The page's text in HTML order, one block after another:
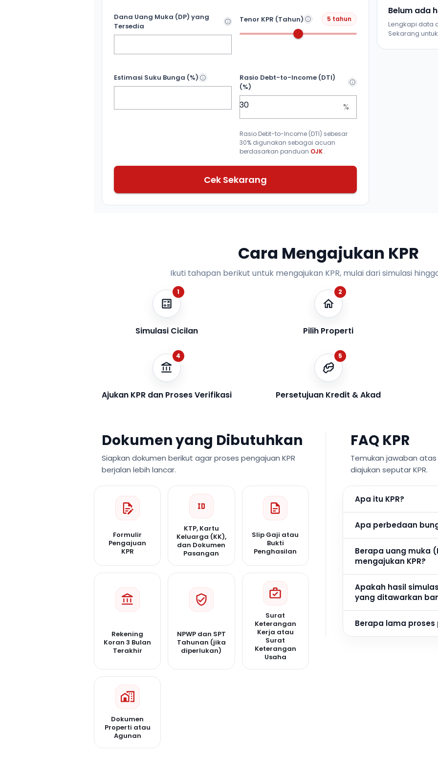
Dana Uang Muka (DP) yang
Tersedia
Tenor KPR (Tahun) 5 tahun
Estimasi Suku Bunga (%)
Rasio Debt-to-Income (DTI)
(%)
%
Rasio Debt-to-Income (DTI) sebesar
30% digunakan sebagai acuan
berdasarkan panduan OJK .
Cek Sekarang
Belum ada
Lengkapi data
Sekarang
Cara Mengajukan KPR
Ikuti tahapan berikut untuk mengajukan KPR, mulai dari simulasi
1
Simulasi Cicilan
2
Pilih Properti
4
Ajukan KPR dan Proses Verifikasi
5
Persetujuan Kredit & Akad
Dokumen yang Dibutuhkan
Siapkan dokumen berikut agar proses pengajuan KPR
berjalan lebih lancar.
Formulir
Pengajuan
KPR
KTP, Kartu
Keluarga (KK),
dan Dokumen
Pasangan
Slip Gaji atau
Bukti
Penghasilan
Rekening
Koran 3 Bulan
Terakhir
NPWP dan SPT
Tahunan (jika
diperlukan)
Surat
Keterangan
Kerja atau
Surat
Keterangan
Usaha
Dokumen
Properti atau
Agunan
FAQ KPR
Temukan jawaban
diajukan seputar KPR.
Apa itu KPR?
Apa perbedaan
Berapa uang muka
mengajukan KPR?
Apakah hasil
yang ditawarkan
Berapa lama proses